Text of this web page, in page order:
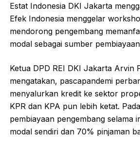
Estat Indonesia DKI Jakarta
Efek Indonesia menggelar
mendorong pengembang
modal sebagai sumber
Ketua DPD REI DKI Jakarta Arvin
mengatakan, pascapandemi
menyalurkan kredit ke sektor
KPR dan KPA pun lebih ketat.
pembiayaan pengembang selama
modal sendiri dan 70% pinjaman